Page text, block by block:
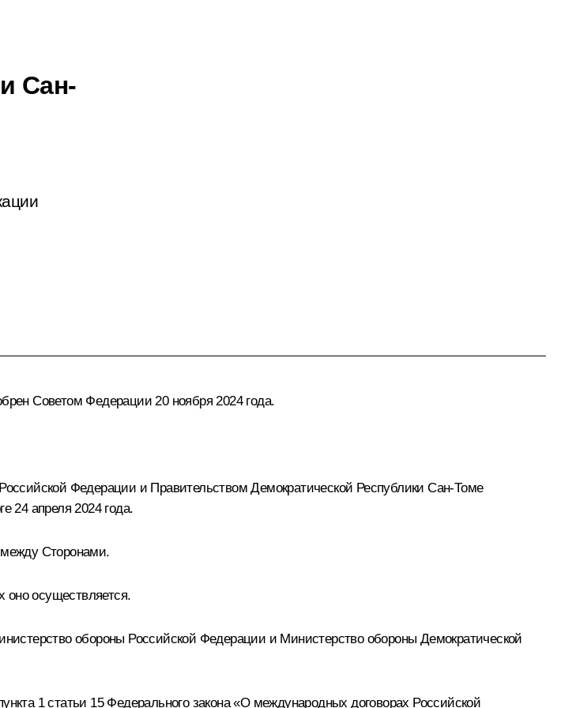
Сан-
Советом Федерации 20 ноября 2024 года.
Федерации и Правительством Демократической Республики Сан-Томе
24 апреля 2024 года.
между Сторонами.
оно осуществляется.
обороны Российской Федерации и Министерство обороны Демократической
1 статьи 15 Федерального закона «О международных договорах Российской